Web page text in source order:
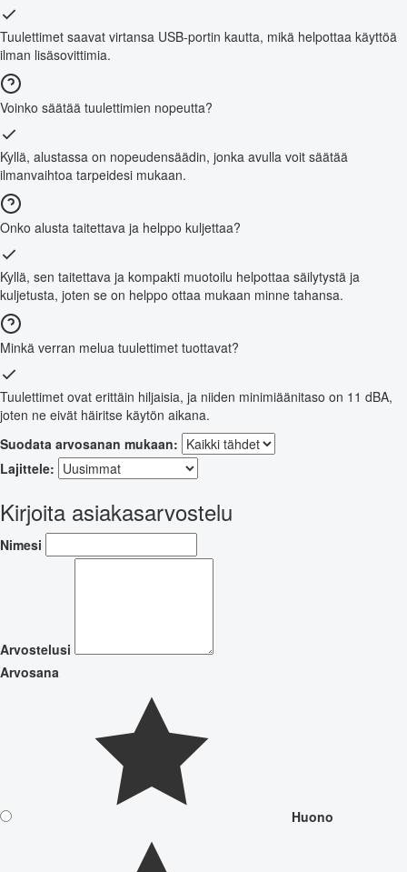
Tuulettimet saavat virtansa USB-portin kautta, mikä helpottaa käyttöä
ilman lisäsovittimia.
Voinko säätää tuulettimien nopeutta?
Kyllä, alustassa on nopeudensäädin, jonka avulla voit säätää
ilmanvaihtoa tarpeidesi mukaan.
Onko alusta taitettava ja helppo kuljettaa?
Kyllä, sen taitettava ja kompakti muotoilu helpottaa säilytystä ja
kuljetusta, joten se on helppo ottaa mukaan minne tahansa.
Minkä verran melua tuulettimet tuottavat?
Tuulettimet ovat erittäin hiljaisia, ja niiden minimiäänitaso on 11 dBA,
joten ne eivät häiritse käytön aikana.
Suodata arvosanan mukaan:
Lajittele:
Kirjoita asiakasarvostelu
Nimesi
Arvostelusi
Arvosana
Huono